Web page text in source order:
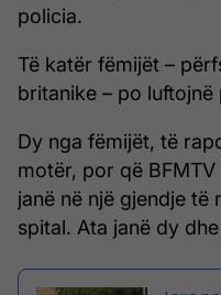
policia.
Të katër fëmijët –
britanike – po luftojnë
Dy nga fëmijët, të
motër, por që
janë në një gjendje të
spital. Ata janë dy